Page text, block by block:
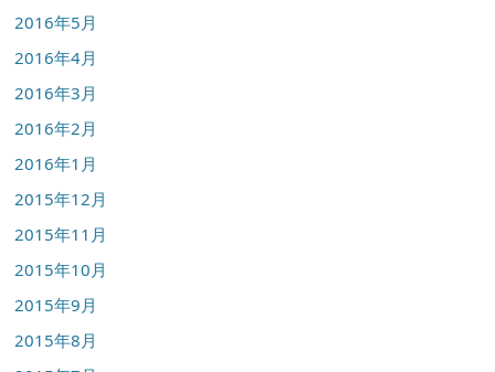
2016年5月
2016年4月
2016年3月
2016年2月
2016年1月
2015年12月
2015年11月
2015年10月
2015年9月
2015年8月